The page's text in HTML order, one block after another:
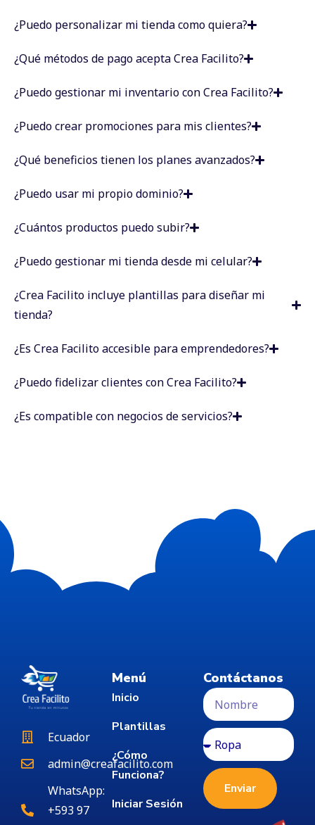
¿Puedo personalizar mi tienda como quiera?
¿Qué métodos de pago acepta Crea Facilito?
¿Puedo gestionar mi inventario con Crea Facilito?
¿Puedo crear promociones para mis clientes?
¿Qué beneficios tienen los planes avanzados?
¿Puedo usar mi propio dominio?
¿Cuántos productos puedo subir?
¿Puedo gestionar mi tienda desde mi celular?
¿Crea Facilito incluye plantillas para diseñar mi
tienda?
¿Es Crea Facilito accesible para emprendedores?
¿Puedo fidelizar clientes con Crea Facilito?
¿Es compatible con negocios de servicios?
Ecuador
admin@creafacilito.com
WhatsApp:
+593 97
Menú
Inicio
Plantillas
¿Cómo
Funciona?
Iniciar Sesión
Contáctanos
Enviar